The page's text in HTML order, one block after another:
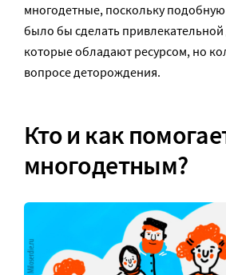
многодетные, поскольку
было бы сделать привлекательной
которые обладают ресурсом, но
вопросе деторождения.
Кто и как
многодетным?